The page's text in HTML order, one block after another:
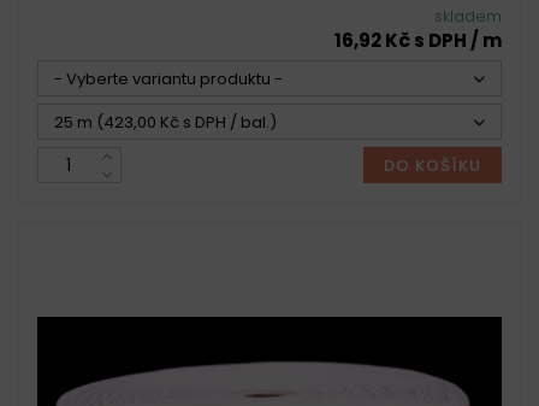
skladem
16,92 Kč s DPH / m
- Vyberte variantu produktu -
25 m (423,00 Kč s DPH / bal.)
DO KOŠÍKU